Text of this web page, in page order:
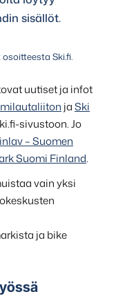
sisällöt.
Ski.fi.
uutiset ja infot
jaSki
sivustoon. Jo
– Suomen
Suomi Finland.
vain yksi
ja bike